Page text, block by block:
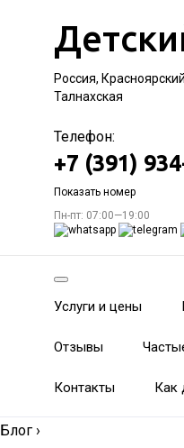
Россия,
Талнахская
Телефон:
+7 (391)
Показать номер
Пн-пт: 07:00—19:00
Услуги и цены
Отзывы
Контакты Как
Блог ›